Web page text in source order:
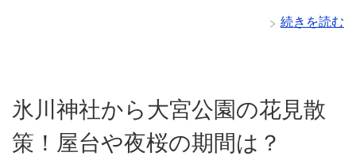
続きを読む
氷川神社から大宮公園の花見散
策！屋台や夜桜の期間は？